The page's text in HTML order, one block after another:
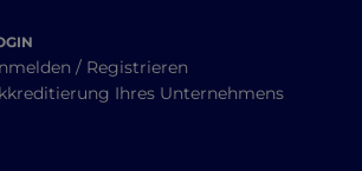
/ Registrieren
Ihres Unternehmens